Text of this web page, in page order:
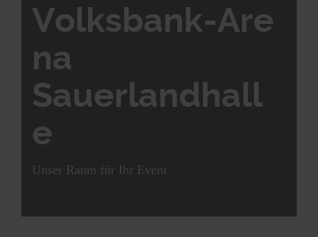
Volksbank-Are
na
Sauerlandhall
e
Unser Raum für Ihr Event